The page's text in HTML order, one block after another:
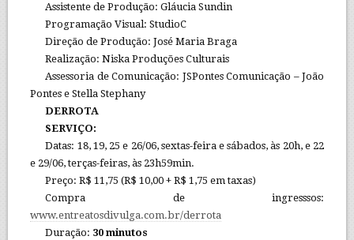
Assistente de Produção: Gláucia Sundin
Programação Visual: StudioC
Direção de Produção: José Maria Braga
Realização: Niska Produções Culturais
Assessoria de Comunicação: JSPontes Comunicação – João
Pontes e Stella Stephany
DERROTA
SERVIÇO:
Datas: 18, 19, 25 e 26/06, sextas-feira e sábados, às 20h, e 22
e 29/06, terças-feiras, às 23h59min.
Preço: R$ 11,75 (R$ 10,00 + R$ 1,75 em taxas)
Compra de ingresssos:
www.entreatosdivulga.com.br/derrota
Duração: 30 minutos